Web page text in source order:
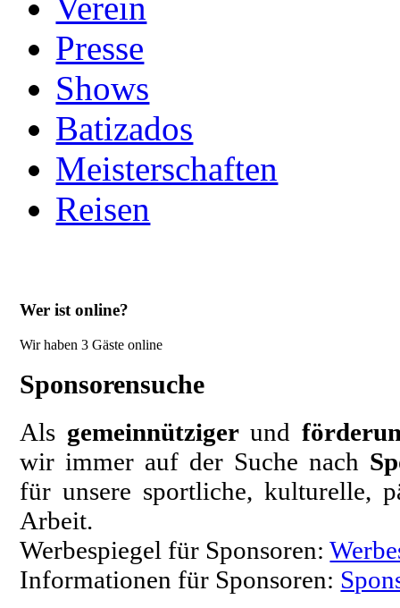
Verein
Presse
Shows
Batizados
Meisterschaften
Reisen
Wer ist online?
Wir haben 3 Gäste online
Sponsorensuche
Als gemeinnützigerund
wir immer auf der Suche nach
für unsere sportliche, kulturelle,
Arbeit.
Werbespiegel für Sponsoren:
Informationen für Sponsoren: